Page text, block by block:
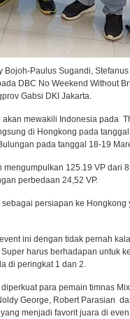
Bojoh-Paulus Sugandi,
DBC No Weekend Without
Gabsi DKI Jakarta.
mewakili Indonesia pada
di Hongkong pada
pada tanggal 18-19
125.19 VP dari
perbedaan 24,52 VP.
persiapan ke Hongkong
ini dengan tidak pernah
harus berhadapan untuk
di peringkat 1 dan 2.
para pemain timnas
George, Robert Parasian
menjadi favorit juara di